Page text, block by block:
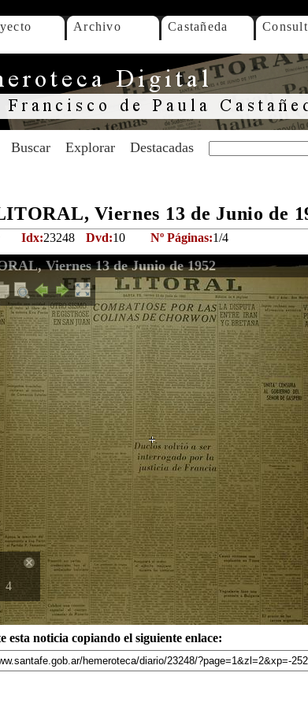
Archivo Castañeda
Buscar Explorar Destacadas
Viernes 13 de Junio de
Idx:23248 Dvd:10 Nº Páginas:1/4
Viernes 13 de Junio de 1952
4
esta noticia copiando el siguiente enlace: